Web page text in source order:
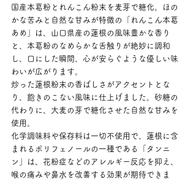
国産本葛粉とれんこん粉末を麦芽で糖化。ほの
かな苦みと自然な甘みが特徴の「れんこん本葛
あめ」は、山口県産の蓮根の風味豊かな香り
と、本葛粉のなめらかな舌触りが絶妙に調和
し、口にした瞬間、心が安らぐような優しい味
わいが広がります。
炒った蓮根粉末の香ばしさがアクセントとな
り、飽きのこない風味に仕上げました。砂糖の
代わりに、大麦の芽で糖化させた自然な甘みを
使用。
化学調味料や保存料は一切不使用で、蓮根に含
まれるポリフェノールの一種である「タンニ
ン」は、花粉症などのアレルギー反応を抑え、
喉の痛みや鼻水を改善する効果が期待できま